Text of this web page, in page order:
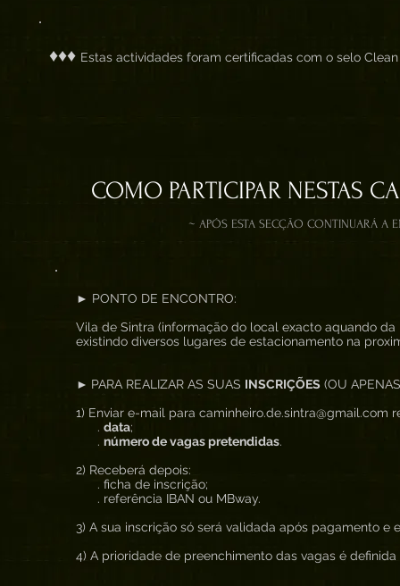
♦♦♦ Estas actividades foram certificadas com o selo
COMO PARTICIPAR NESTAS
~ APÓS ESTA SECÇÃO CONTINUARÁ A
► PONTO DE ENCONTRO:
Vila de Sintra (informação do local exacto aquando
existindo diversos lugares de estacionamento na
► PARA REALIZAR AS SUAS INSCRIÇÕES (OU
1) Enviar e-mail para caminheiro.de.sintra@gmail.com
. data;
. número de vagas pretendidas.
2) Receberá depois:
. ficha de inscrição;
. referência IBAN ou MBway.
3) A sua inscrição só será validada após pagamento
4) A prioridade de preenchimento das vagas é